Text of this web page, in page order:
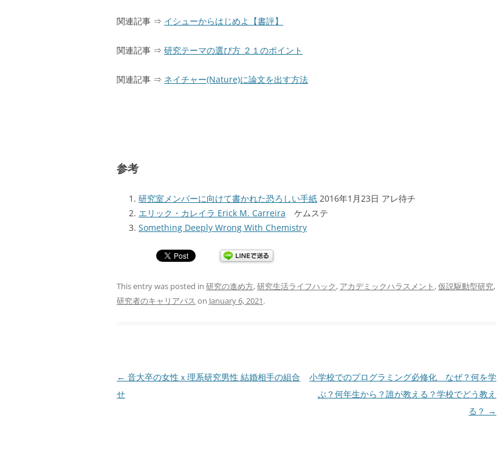
関連記事 ⇒ イシューからはじめよ【書評】
関連記事 ⇒ 研究テーマの選び方 ２１のポイント
関連記事 ⇒ ネイチャー(Nature)に論文を出す方法
参考
研究室メンバーに向けて書かれた恐ろしい手紙 2016年1月23日 アレ待チ
エリック・カレイラ Erick M. Carreira ケムステ
Something Deeply Wrong With Chemistry
This entry was posted in 研究の進め方,研究生活ライフハック, アカデミックハラスメント ,仮説駆動型研究,
研究者のキャリアパス on January 6, 2021.
Post
navigation
← 音大卒の女性ｘ理系研究男性 結婚相手の組合
せ
小学校でのプログラミング必修化 なぜ？何を学
ぶ？何年生から？誰が教える？学校でどう教え
る？ →